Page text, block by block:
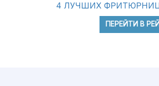
4 ЛУЧШИХ
ПЕРЕЙТИ В